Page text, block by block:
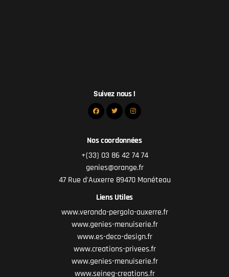
Suivez nous !
Nos coordonnées
+(33) 03 86 42 74 74
genies@orange.fr
47 Rue d'Auxerre 89470 Monéteau
Liens Utiles
www.veranda-pergola-auxerre.fr
www.genies-menuiserie.fr
www.es-deco-design.fr
www.creations-privees.fr
www.genies-menuiserie.fr
www.seineg-creations.fr